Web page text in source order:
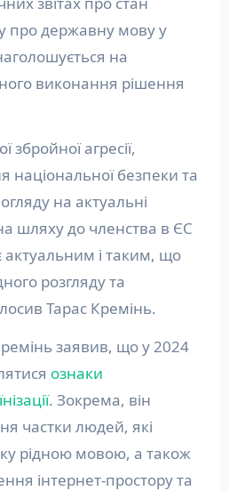
про державну мову у
на
виконання рішення
збройної агресії,
національної безпеки та
на актуальні
шляху до членства в ЄС
актуальним і таким, що
розгляду та
Тарас Кремінь.
заявив, що у 2024
ознаки
. Зокрема, він
частки людей, які
рідною мовою, а також
інтернет-простору та